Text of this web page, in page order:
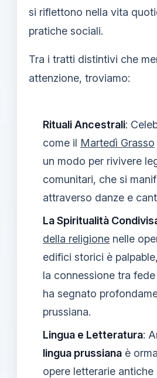
si riflettono nella vita
pratiche sociali.
Tra i tratti distintivi che
attenzione, troviamo:
Rituali Ancestrali:
come il Martedì Grasso
un modo per rivivere
comunitari, che si
attraverso danze e
La Spiritualità
della religione nelle
edifici storici è
la connessione tra
ha segnato
prussiana.
Lingua e Letteratura:
lingua prussiana è
opere letterarie antiche